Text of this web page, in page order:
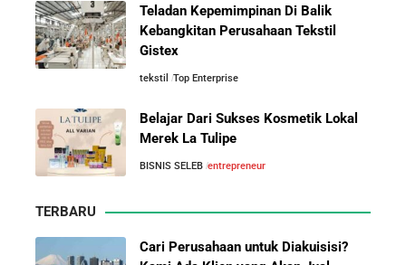
Mengenal Onitsuka Tiger: 8 Fakta
Menarik di Balik Sepatu Ikonik
10 Pelajaran Bisnis dari Eiger:
Asal-Usul Kekayaan Erick Thohir dan Boy Thohir
Kisah Sukses Todd Boehly: Cucu Pekerja Pabrik yang
Arifin Panigoro: Dari Insinyur Listrik Menjadi Raja
Energi Indonesia yang Mendirikan Medco Group
Perjuangan, dan Keputusan Krusial yang Menentukan
Teladan Kepemimpinan Di Balik
Kebangkitan Perusahaan Tekstil
Gistex
tekstil Top Enterprise
Belajar Dari Sukses Kosmetik Lokal
Merek La Tulipe
BISNIS SELEB entrepreneur
TERBARU
Cari Perusahaan untuk Diakuisisi?